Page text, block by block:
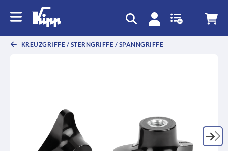
KREUZGRIFFE / STERNGRIFFE / SPANNGRIFFE